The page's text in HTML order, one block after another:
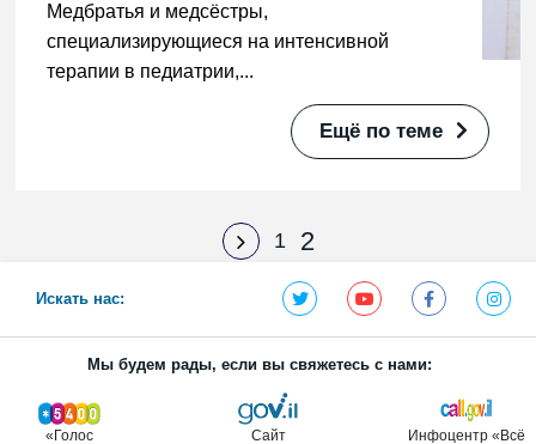
Медбратья и медсёстры,
специализирующиеся на интенсивной
терапии в педиатрии,...
Ещё по теме
1 2
Мы будем рады, если вы свяжетесь с нами:
«Голос Сайт Инфоцентр «Всё
Искать нас: